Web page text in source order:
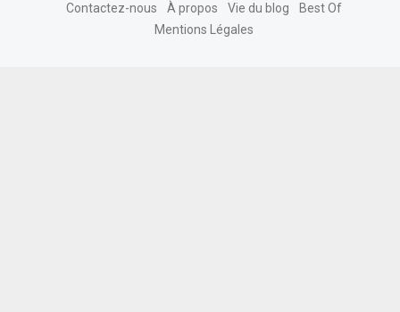
Contactez-nous À propos Vie du blog
Best Of
Mentions Légales